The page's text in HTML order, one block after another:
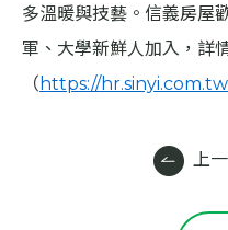
多溫暖與技藝。信義房屋
軍、大學新鮮人加入，詳
（ https://
上